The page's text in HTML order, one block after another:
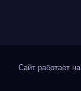
Сайт работает